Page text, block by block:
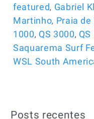
featured, Gabriel
Martinho, Praia
1000, QS 3000,
Saquarema Surf
WSL South
Posts recentes